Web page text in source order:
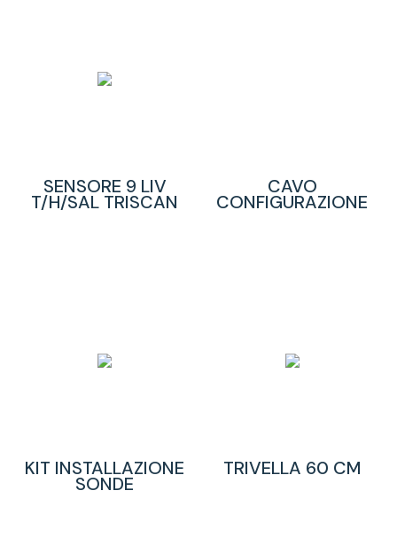
SENSORE 9 LIV
T/H/SAL TRISCAN
CAVO
CONFIGURAZIONE
KIT INSTALLAZIONE
SONDE
TRIVELLA 60 CM